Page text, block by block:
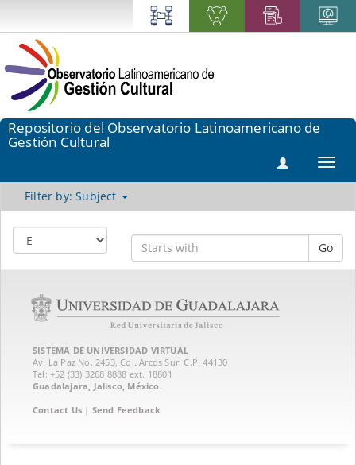
Repositorio del Observatorio Latinoamericano de
Gestión Cultural
Filter by: Subject
Go
SISTEMA DE UNIVERSIDAD VIRTUAL
Av. La Paz No. 2453, Col. Arcos Sur. C.P. 44130
Tel: +52 (33) 3268 8888‏ ext. 18801
Guadalajara, Jalisco, México.
Contact Us | Send Feedback